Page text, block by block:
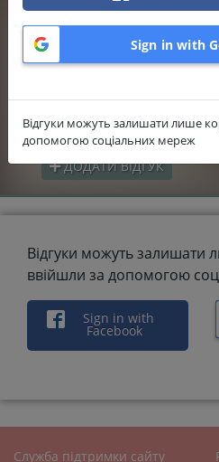
Професіоналізм
Гнучкість виконання робіт
ДОДАТИ ВІДГУК
Відгуки можуть залишати
ввійшли за допомогою
Sign in with
Facebook
Sign in with
Відгуки можуть залишати лише
допомогою соціальних мереж
Служба підтримки сайту